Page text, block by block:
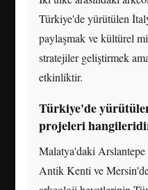
Türkiye'de yürütülen
paylaşmak ve kültürel
stratejiler geliştirmek
etkinliktir.
Türkiye'de
projeleri
Malatya'daki
Antik Kenti ve